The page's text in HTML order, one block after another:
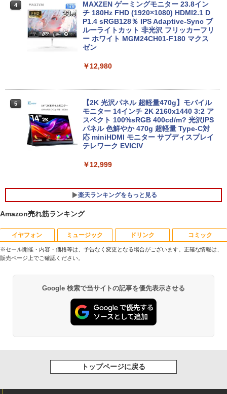
MS Office 2024 H&B 搭載｜中古ノート
パソコン Windows11 Office付｜Dynab
ook B55M Core i5 第8世代 8265U メモ
リ 8GB SSD 256GB 15.6型 WEBカメラ
無線マウス セキュリティソフト 無料プレ
￥29,800
MS Office 2024 H&B 搭載｜14型 WEB
カメラ 指紋認証 搭載モデル｜中古 ノー
トパソコン Windows11 Office 付き｜D
降 1.60GHz 4コア 8スレッド メモリ 8G
￥29,800
￥51,505
【中古】HP Pro Mini 400 G9 Core i5-12
500T メモリ16GB SSD256GB Windows
【展示品・代引不可】 富士通 FUJITSU
デスクトップPC FMV Desktop Fシリー
ズ F55-K1 23.8型/ Core i5-1235U/ メモ
リ 16GB/ SSD 512GB/ Windows 11/ 20
24 Office付き/ 2025年1月モデル
￥149,800
4
MAXZEN ゲーミングモニター 23.8イン
チ 180Hz FHD (1920×1080) HDMI2.1 D
P1.4 sRGB128％ IPS Adaptive-Sync ブ
ルーライトカット 非光沢 フリッカーフリ
ー ホワイト MGM24CH01-F180 マクス
ゼン
￥12,980
5
【2K 光沢パネル 超軽量470g】モバイル
モニター 14インチ 2K 2160x1440 3:2 ア
スペクト 100%sRGB 400cd/m? 光沢IPS
パネル 色鮮やか 470g 超軽量 Type-C対
応 miniHDMI モニター サブディスプレイ
テレワーク EVICIV
￥12,999
楽天ランキングをもっと見る
1
【送料無料】感動する地図帖 世界って面
白い!となる100テーマ／イアン・ライト
￥2,420
誤謬論入門[本/雑誌] 優れた議論の実践ガ
イド / T・エドワード・デイマー/著 小西
Amazon売れ筋ランキング
イヤフォン
￥7,990
Anker Soundcore P31i ブラック
ミュージック
￥250
BRUCE WAYNE feat. Flo Milli, ATL Jacob
￥250
ドリンク
￥1,112
by Amazon 天然水 ラベルレス 500ml ×24本
ットル (Smart Basic)
コミック
￥770
異世界居酒屋「のぶ」(22) (角川コミックス・
￥832
※セール開催・内容・価格等は、予告なく変更となる場合がございます。正確な情報は、
販売ページ上でご確認ください。
Google 検索で当サイトの記事を優先表示させる
トップページに戻る